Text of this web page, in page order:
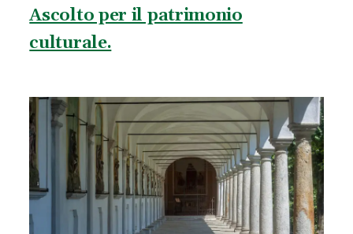
Ascolto per il patrimonio
culturale.